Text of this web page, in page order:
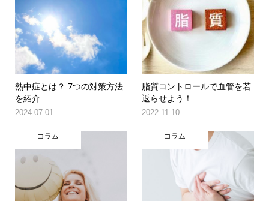
熱中症とは？ 7つの対策方法
を紹介
2024.07.01
脂質コントロールで血管を若
返らせよう！
2022.11.10
コラム コラム